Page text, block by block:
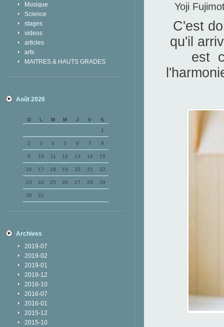
Musique
Science
stages
videos
articles
arts
MAITRES & HAUTS GRADES
Août 2026
D L M M J V
S
1
2 3 4 5 6 7 8
9 10 11 12 13 14 15
16 17 18 19 20 21 22
23 24 25 26 27 28 29
30 31
Archives
2019-07
2019-02
2019-01
2018-12
2016-10
2016-07
2016-01
2015-12
2015-10
Yoji
C'est
qu'il
est